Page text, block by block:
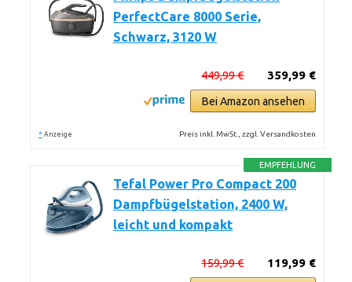
PerfectCare 8000 Serie,
Schwarz, 3120 W
359,99 €
449,99 €
Bei Amazon ansehen
* Anzeige Preis inkl. MwSt., zzgl. Versandkosten
EMPFEHLUNG
Tefal Power Pro Compact 200
Dampfbügelstation, 2400 W,
leicht und kompakt
119,99 €
159,99 €